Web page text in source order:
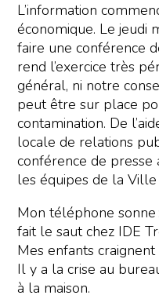
L’information
économique. Le jeudi
faire une conférence
rend l’exercice très
général, ni notre
peut être sur place
contamination. De
locale de relations
conférence de
les équipes de la Ville
Mon téléphone sonne
fait le saut chez IDE
Mes enfants
Il y a la crise au
à la maison.